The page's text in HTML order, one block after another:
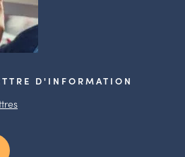
D'INFORMATION